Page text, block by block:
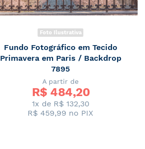
Foto Ilustrativa
Fundo Fotográfico em Tecido
Primavera em Paris / Backdrop
7895
A partir de
R$ 484,20
1x de R$ 132,30
R$ 459,99 no PIX